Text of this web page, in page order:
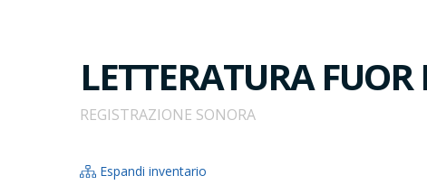
LETTERATURA
REGISTRAZIONE SONORA
Espandi inventario